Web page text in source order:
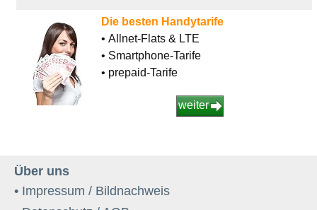
Die besten Handytarife
• Allnet-Flats & LTE
• Smartphone-Tarife
• prepaid-Tarife
weiter
Über uns
• Impressum / Bildnachweis